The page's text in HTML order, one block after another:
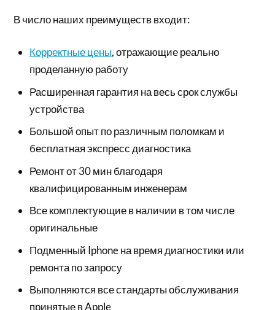
В число наших преимуществ входит:
Корректные цены, отражающие реально
проделанную работу
Расширенная гарантия на весь срок службы
устройства
Большой опыт по различным поломкам и
бесплатная экспресс диагностика
Ремонт от 30 мин благодаря
квалифицированным инженерам
Все комплектующие в наличии в том числе
оригинальные
Подменный Iphone на время диагностики или
ремонта по запросу
Выполняются все стандарты обслуживания
принятые в Apple